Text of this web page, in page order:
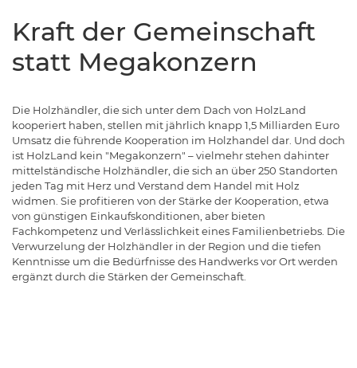
Kraft der Gemeinschaft
statt Megakonzern
Die Holzhändler, die sich unter dem Dach von HolzLand
kooperiert haben, stellen mit jährlich knapp 1,5 Milliarden Euro
Umsatz die führende Kooperation im Holzhandel dar. Und doch
ist HolzLand kein "Megakonzern" – vielmehr stehen dahinter
mittelständische Holzhändler, die sich an über 250 Standorten
jeden Tag mit Herz und Verstand dem Handel mit Holz
widmen. Sie profitieren von der Stärke der Kooperation, etwa
von günstigen Einkaufskonditionen, aber bieten
Fachkompetenz und Verlässlichkeit eines Familienbetriebs. Die
Verwurzelung der Holzhändler in der Region und die tiefen
Kenntnisse um die Bedürfnisse des Handwerks vor Ort werden
ergänzt durch die Stärken der Gemeinschaft.